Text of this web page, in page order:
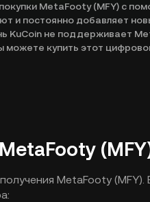
MetaFooty (MFY) с
и постоянно добавляет
KuCoin не поддерживает
купить этот
MetaFooty